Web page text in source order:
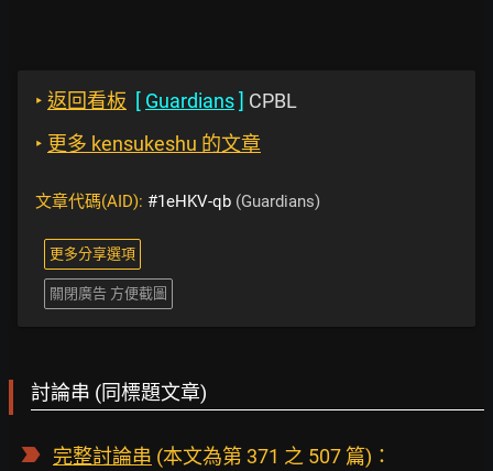
‣ 返回看板 [ Guardians] CPBL
‣ 更多 kensukeshu 的文章
文章代碼(AID): #1eHKV-qb (Guardians)
更多分享選項
關閉廣告 方便截圖
討論串 (同標題文章)
完整討論串 (本文為第 371 之 507 篇)：